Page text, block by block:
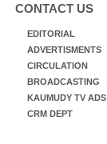
CONTACT US
EDITORIAL
ADVERTISMENTS
CIRCULATION
BROADCASTING
KAUMUDY TV ADS
CRM DEPT